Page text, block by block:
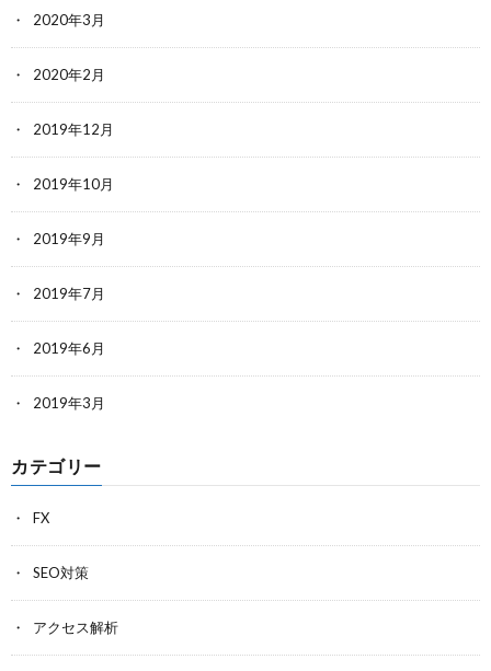
2020年3月
2020年2月
2019年12月
2019年10月
2019年9月
2019年7月
2019年6月
2019年3月
カテゴリー
FX
SEO対策
アクセス解析